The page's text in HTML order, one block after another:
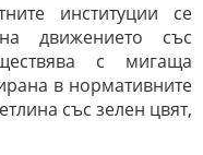
институции се
движението със
с мигаща
в нормативните
със зелен цвят,